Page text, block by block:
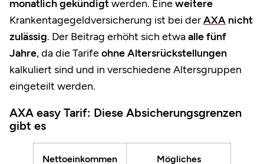
monatlich gekündigtwerden. Eineweitere
Krankentagegeldversicherung ist bei derAXA nicht
zulässig. Der Beitrag erhöht sich etwaalle fünf
Jahre, da die Tarifeohne Altersrückstellungen
kalkuliert sind und in verschiedene Altersgruppen
eingeteilt werden.
AXA easy Tarif: Diese Absicherungsgrenzen
gibt es
Nettoeinkommen
Mögliches